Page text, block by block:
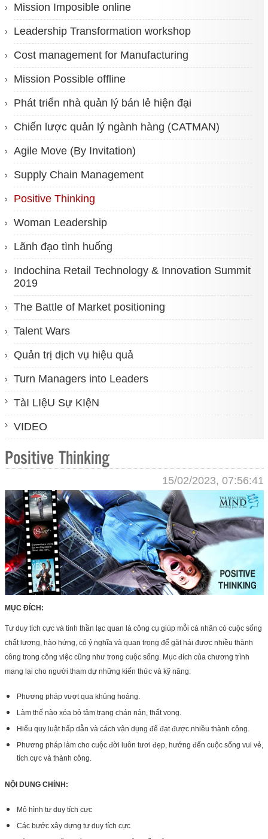
Mission Imposible online
Leadership Transformation workshop
Cost management for Manufacturing
Mission Possible offline
Phát triển nhà quản lý bán lẻ hiện đại
Chiến lược quản lý ngành hàng (CATMAN)
Agile Move (By Invitation)
Supply Chain Management
Positive Thinking
Woman Leadership
Lãnh đạo tình huống
Indochina Retail Technology & Innovation Summit
2019
The Battle of Market positioning
Talent Wars
Quản trị dịch vụ hiệu quả
Turn Managers into Leaders
TàI LIệU Sự KIệN
VIDEO
Positive Thinking
15/02/2023, 07:56:41
MỤC ĐÍCH:
Tư duy tích cực và tinh thần lạc quan là công cụ giúp mỗi cá nhân có cuộc sống
chất lượng, hào hứng, có ý nghĩa và quan trọng để gặt hái được nhiều thành
công trong công việc cũng như trong cuộc sống. Mục đích của chương trình
mang lại cho người tham dự những kiến thức và kỹ năng:
Phương pháp vượt qua khủng hoảng.
Làm thế nào xóa bỏ tâm trạng chán nản, thất vọng.
Hiểu quy luật hấp dẫn và cách vận dụng để đạt được nhiều thành công.
Phương pháp làm cho cuộc đời luôn tươi đẹp, hướng đến cuộc sống vui vẻ,
tích cực và thành công.
NỘI DUNG CHÍNH:
Mô hình tư duy tích cực
Các bước xây dựng tư duy tích cực